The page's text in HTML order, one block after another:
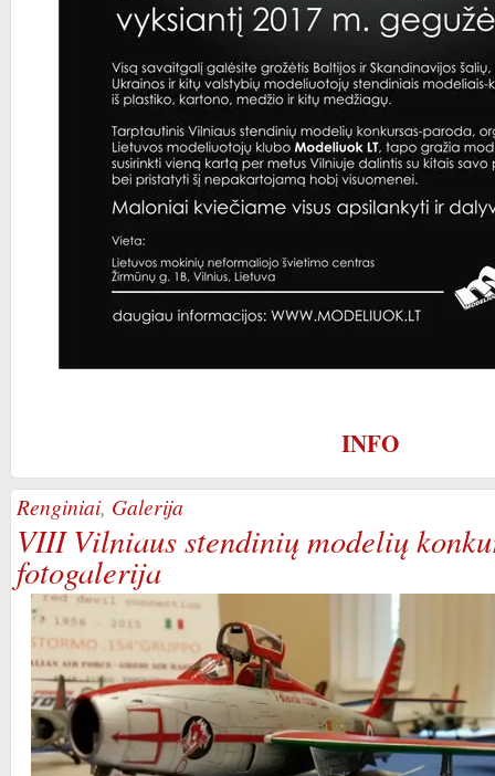
INFO
Renginiai, Galerija
VIII Vilniaus stendinių modelių
fotogalerija